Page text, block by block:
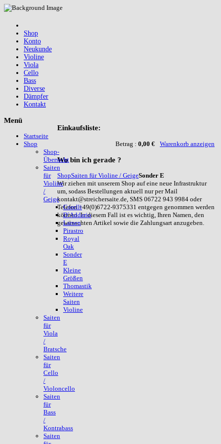
Shop
Konto
Neukunde
Violine
Viola
Cello
Bass
Diverse
Dämpfer
Kontakt
Einkaufsliste:
Betrag : 0,00 € Warenkorb anzeigen
Wobin ich gerade ?
ShopSaiten für Violine / GeigeSonder E
Wir ziehen mit unserem Shop auf eine neue Infrastruktur
um, sodass Bestellungen aktuell nur per Mail
kontakt@streichersaite.de, SMS 06722 943 9984 oder
Telefon +49(0)6722-9375331 entgegen genommen werden
können. In diesem Fall ist es wichtig, Ihren Namen, den
gewünschten Artikel sowie die Zahlungsart anzugeben.
Menü
Startseite
Shop
Shop-
Übersicht
Saiten
für
Violine
/
Geige
Corelli
D`Addario
Larsen
Pirastro
Royal
Oak
Sonder
E
Kleine
Größen
Thomastik
Weitere
Saiten
Violine
Saiten
für
Viola
/
Bratsche
Saiten
für
Cello
/
Violoncello
Saiten
für
Bass
/
Kontrabass
Saiten